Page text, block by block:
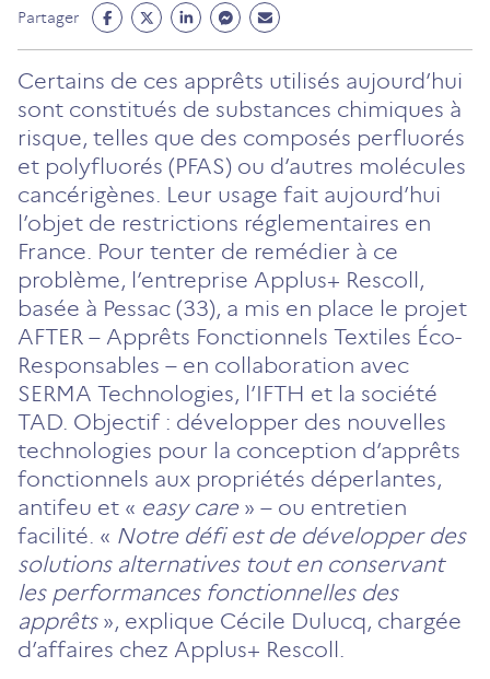
Partager
Partage
Facebook
(ouvre
un
nouvel
onglet)
Partage
Twitter
(ouvre
un
nouvel
onglet)
Partage
Linkedin
(ouvre
un
nouvel
onglet)
Partage
Messenger
(ouvre
un
nouvel
onglet)
Partage
Mail
(ouvre
un
nouvel
onglet)
Certains de ces apprêts utilisés aujourd’hui
sont constitués de substances chimiques à
risque, telles que des composés perfluorés
et polyfluorés (PFAS) ou d’autres molécules
cancérigènes. Leur usage fait aujourd’hui
l’objet de restrictions réglementaires en
France. Pour tenter de remédier à ce
problème, l’entreprise Applus+ Rescoll,
basée à Pessac (33), a mis en place le projet
AFTER – Apprêts Fonctionnels Textiles Éco-
Responsables – en collaboration avec
SERMA Technologies, l’IFTH et la société
TAD. Objectif : développer des nouvelles
technologies pour la conception d’apprêts
fonctionnels aux propriétés déperlantes,
antifeu et « easy care» – ou entretien
facilité. « Notre défi est de développer des
solutions alternatives tout en conservant
les performances fonctionnelles des
apprêts», explique Cécile Dulucq, chargée
d’affaires chez Applus+ Rescoll.